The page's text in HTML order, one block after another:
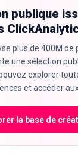
FR
publique
plus de 400M de
une sélection
explorer
et accéder
la base de